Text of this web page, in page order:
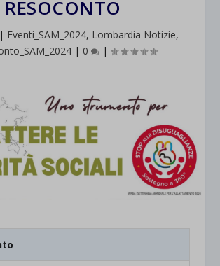
RESOCONTO
| Eventi_SAM_2024, Lombardia Notizie,
| 0 |